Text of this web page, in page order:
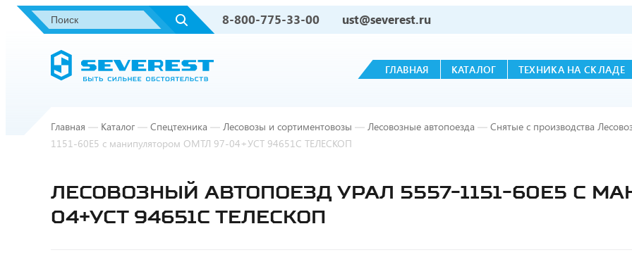
8-800-775-33-00 ust@severest.ru
ГЛАВНАЯ КАТАЛОГ ТЕХНИКА НА СКЛАДЕ
Главная — Каталог — Спецтехника — Лесовозы и сортиментовозы — Лесовозные автопоезда — Снятые с производства
1151-60Е5 с манипулятором ОМТЛ 97-04+УСТ 94651С ТЕЛЕСКОП
ЛЕСОВОЗНЫЙ АВТОПОЕЗД УРАЛ 5557-1151-60Е5 С
04+УСТ 94651С ТЕЛЕСКОП